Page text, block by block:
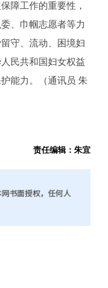
障工作的重要性，
、巾帼志愿者等力
守、流动、困境妇
民共和国妇女权益
能力。（通讯员 朱
责任编辑：朱宜